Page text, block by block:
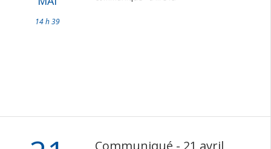
14 h 39
Communiqué - 21 avril